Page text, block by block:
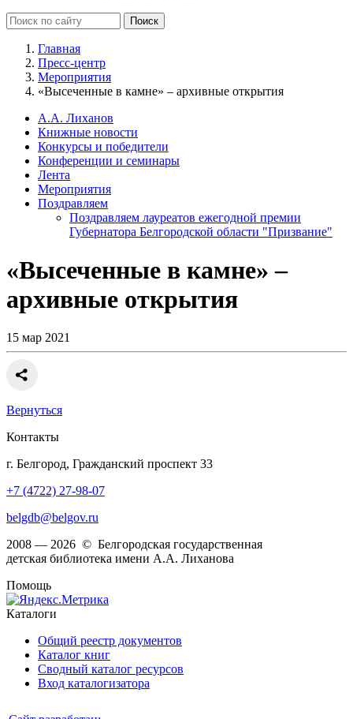
Главная
Пресс-центр
Мероприятия
«Высеченные в камне» – архивные открытия
А.А. Лиханов
Книжные новости
Конкурсы и победители
Конференции и семинары
Лента
Мероприятия
Поздравляем
Поздравляем лауреатов ежегодной премии
Губернатора Белгородской области "Призвание"
«Высеченные в камне» –
архивные открытия
15 мар 2021
Вернуться
Контакты
г. Белгород, Гражданский проспект 33
+7 (4722) 27-98-07
belgdb@belgov.ru
2008 — 2026 © Белгородская государственная
детская библиотека имени А.А. Лиханова
Помощь
Каталоги
Общий реестр документов
Каталог книг
Сводный каталог ресурсов
Вход каталогизатора